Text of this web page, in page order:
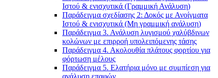
Ιστού & ενισχυτικά (Γραμμική Ανάλυση)
Παράδειγμα σχεδίασης 2: Δοκός με Ανοίγματα
Ιστού & ενισχυτικά (Μη γραμμική ανάλυση)
Παράδειγμα 3. Ανάλυση λυγισμού χαλύβδινων
κολώνων με επιρροή υπολειπόμενης τάσης
Παράδειγμα 4. Ακολουθία πλάτους φορτίου για
φόρτωση μέλους
Παράδειγμα 5. Ελατήρια μόνο με συμπίεση για